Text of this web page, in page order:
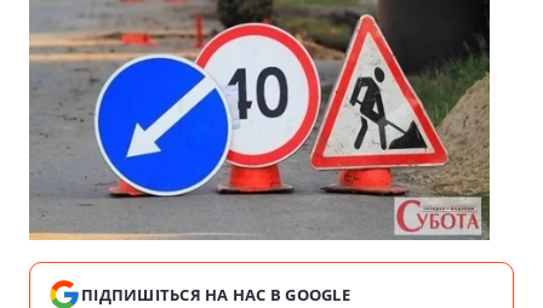
ПІДПИШІТЬСЯ НА НАС В GOOGLE